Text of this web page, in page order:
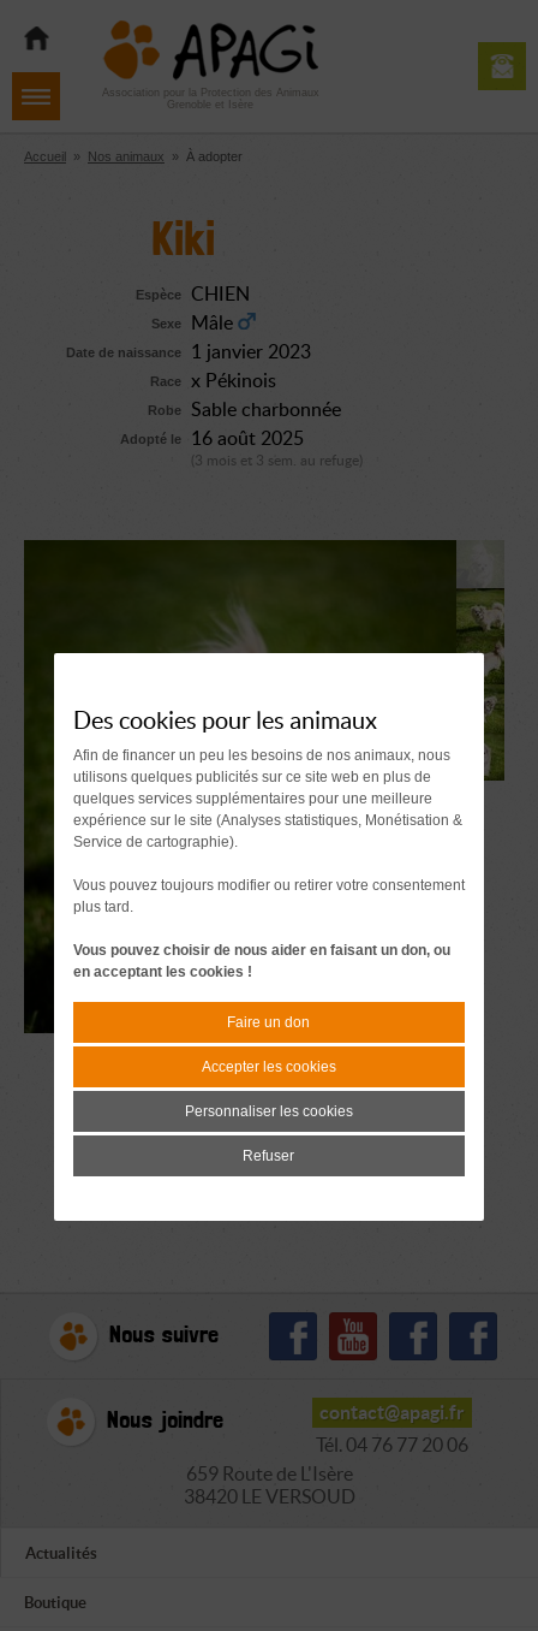
navigation
contenu
Aller
pied
de
Association pour la Protection des Animaux
Grenoble et Isère
Accueil » Nos animaux » À adopter
Kiki
Espèce CHIEN
Sexe Mâle
Date de naissance 1 janvier 2023
Race x Pékinois
Robe Sable charbonnée
Adopté le 16 août 2025
(3 mois et 3 sem. au refuge)
Nous suivre
Nous joindre
contact@apagi.fr
Tél. 04 76 77 20 06
659 Route de L'Isère
38420 LE VERSOUD
Actualités
Boutique
Des cookies pour les animaux
Afin de financer un peu les besoins de nos animaux, nous
utilisons quelques publicités sur ce site web en plus de
quelques services supplémentaires pour une meilleure
expérience sur le site (Analyses statistiques, Monétisation &
Service de cartographie).
Vous pouvez toujours modifier ou retirer votre consentement
plus tard.
Vous pouvez choisir de nous aider en faisant un don, ou
en acceptant les cookies !
Faire un don
Accepter les cookies
Personnaliser les cookies
Refuser